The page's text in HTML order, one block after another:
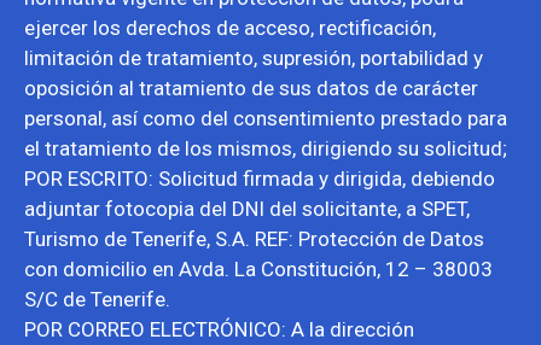
ejercer los derechos de acceso, rectificación,
limitación de tratamiento, supresión, portabilidad y
oposición al tratamiento de sus datos de carácter
personal, así como del consentimiento prestado para
el tratamiento de los mismos, dirigiendo su solicitud;
POR ESCRITO: Solicitud firmada y dirigida, debiendo
adjuntar fotocopia del DNI del solicitante, a SPET,
Turismo de Tenerife, S.A. REF: Protección de Datos
con domicilio en Avda. La Constitución, 12 – 38003
S/C de Tenerife.
POR CORREO ELECTRÓNICO: A la dirección